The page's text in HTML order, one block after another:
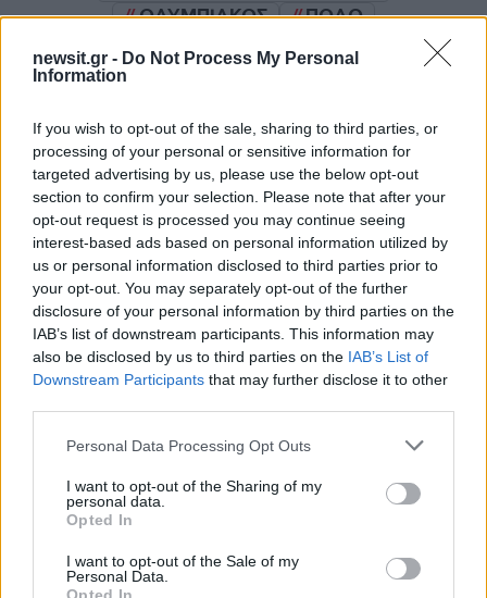
newsit.gr - Do Not Process My Personal
Information
If you wish to opt-out of the sale, sharing to third parties, or
processing of your personal or sensitive information for
targeted advertising by us, please use the below opt-out
section to confirm your selection. Please note that after your
opt-out request is processed you may continue seeing
interest-based ads based on personal information utilized by
us or personal information disclosed to third parties prior to
your opt-out. You may separately opt-out of the further
disclosure of your personal information by third parties on the
IAB’s list of downstream participants. This information may
also be disclosed by us to third parties on the IAB’s List of
Downstream Participants that may further disclose it to other
Please note that this website/app uses one or more Google
not limited to your visit or usage behaviour. You may click to
grant or deny consent to Google and its third-party tags to
use your data for below specified purposes in below Google
consent section.
Personal Data Processing Opt Outs
I want to opt-out of the Sharing of my
personal data.
Opted In
I want to opt-out of the Sale of my
Personal Data.
ΟΛΥΜΠΙΑΚΟΣ
ΠΟΛΟ
Share:
ενημερωθείτε πρώτοι για όλη την ειδησεογραφία και τα
τελευταία νέατης ημέρας
Πιο δημοφιλή
1 Κωνσταντίνος Αργυρός και Αλεξάνδρα
Νίκα κάνουν διακοπές με πολυτελές γιοτ
με τα δύο παιδιά τους
2Η Άννα Βίσση ξετρελάθηκε με μπάντα που
πρότεινε συνεργασία
Θρήνος για τον Λιονέλ Μέσι – Πέθανε ο
πατέρας του, Χόρχε
πήγαν στον Άγιο Νεκτάριο Βούλας για να
πάρουν την ευχή για τον γιο τους